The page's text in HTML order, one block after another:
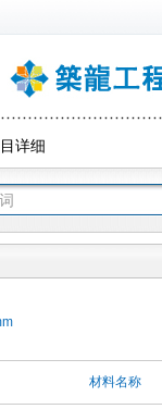
详细
材料名称